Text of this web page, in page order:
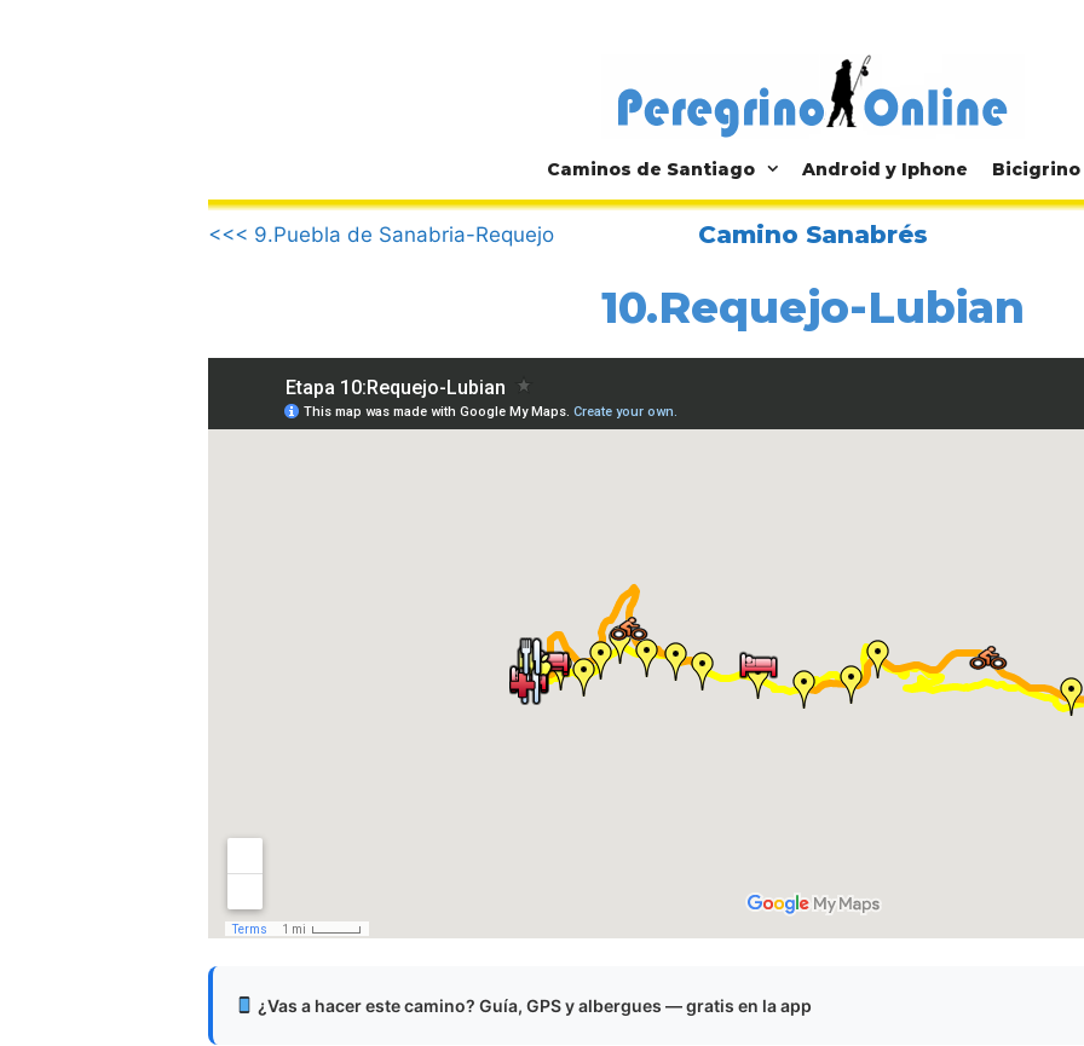
Caminos de Santiago Android y Iphone Bicigrino
.
<<< 9.Puebla de Sanabria-Requejo
Camino Sanabrés
10.Requejo-Lubian
¿Vas a hacer este camino? Guía, GPS y albergues — gratis en la app